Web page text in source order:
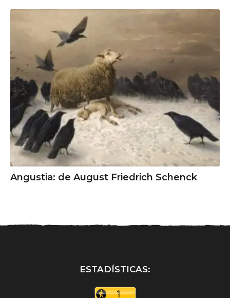
Angustia: de August Friedrich Schenck
ESTADÍSTICAS: